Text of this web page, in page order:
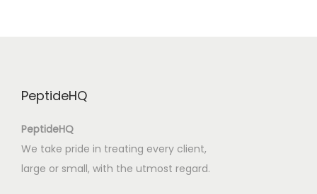
PeptideHQ
PeptideHQ
We take pride in treating every client,
large or small, with the utmost regard.